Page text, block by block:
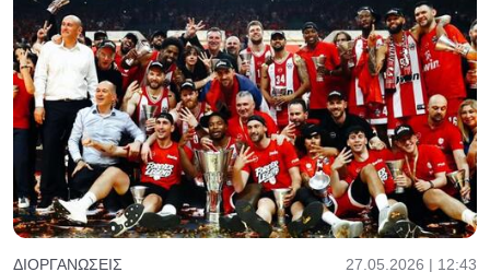
ΔΙΟΡΓΑΝΏΣΕΙΣ 27.05.2026 | 12:43